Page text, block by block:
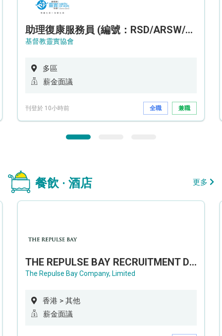
助理復康服務員 (編號：RSD/ARSW/CTE)
基督教靈實協會
多區
薪金面議
刊登於 10小時前 全職 兼職
餐飲 · 酒店 更多
THE REPULSE BAY RECRUITMENT DAY 淺水灣影灣園人才招聘會
The Repulse Bay Company, Limited
香港 > 其他
薪金面議